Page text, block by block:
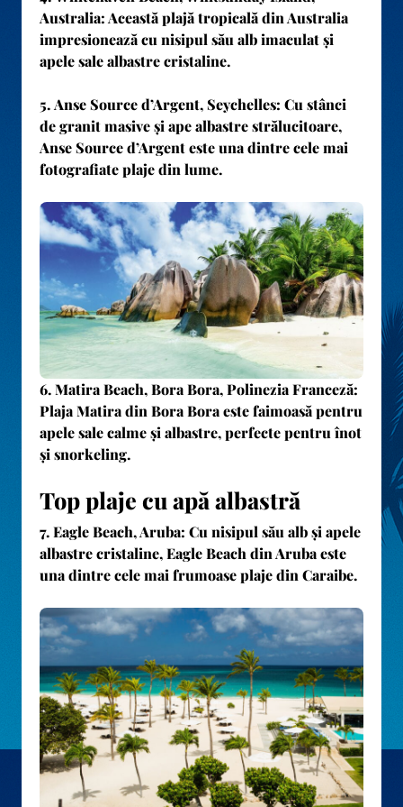
Australia: Această plajă tropicală din Australia
impresionează cu nisipul său alb imaculat și
apele sale albastre cristaline.
5.Anse Source d’Argent, Seychelles: Cu stânci
de granit masive și ape albastre strălucitoare,
Anse Source d’Argent este una dintre cele mai
fotografiate plaje din lume.
6.Matira Beach, Bora Bora, Polinezia Franceză:
Plaja Matira din Bora Bora este faimoasă pentru
apele sale calme și albastre, perfecte pentru înot
și snorkeling.
Top plaje cu apă albastră
7.Eagle Beach, Aruba: Cu nisipul său alb și apele
albastre cristaline, Eagle Beach din Aruba este
una dintre cele mai frumoase plaje din Caraibe.